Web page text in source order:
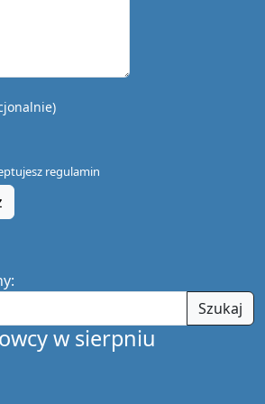
regulamin
Szukaj
w sierpniu